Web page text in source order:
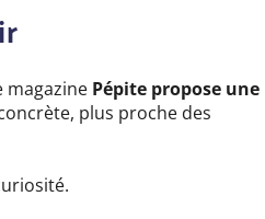
magazine Pépite propose une
plus proche des